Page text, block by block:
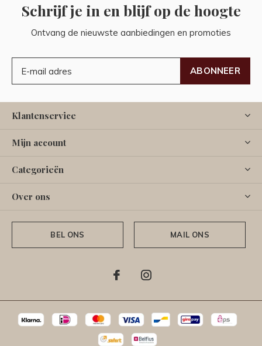
Schrijf je in en blijf op de hoogte
Ontvang de nieuwste aanbiedingen en promoties
ABONNEER
Klantenservice
Mijn account
Categorieën
Over ons
BEL ONS MAIL ONS